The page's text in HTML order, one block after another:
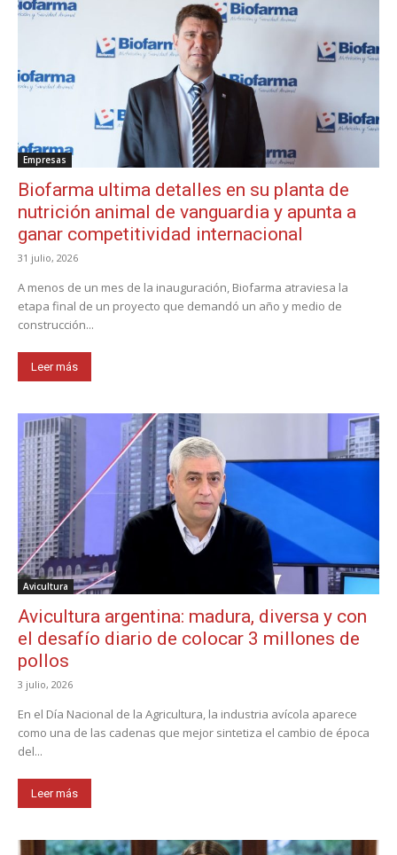
Empresas
Biofarma ultima detalles en su planta de
nutrición animal de vanguardia y apunta a
ganar competitividad internacional
31 julio, 2026
A menos de un mes de la inauguración, Biofarma atraviesa la
etapa final de un proyecto que demandó un año y medio de
construcción...
Leer más
Avicultura
Avicultura argentina: madura, diversa y con
el desafío diario de colocar 3 millones de
pollos
3 julio, 2026
En el Día Nacional de la Agricultura, la industria avícola aparece
como una de las cadenas que mejor sintetiza el cambio de época
del...
Leer más